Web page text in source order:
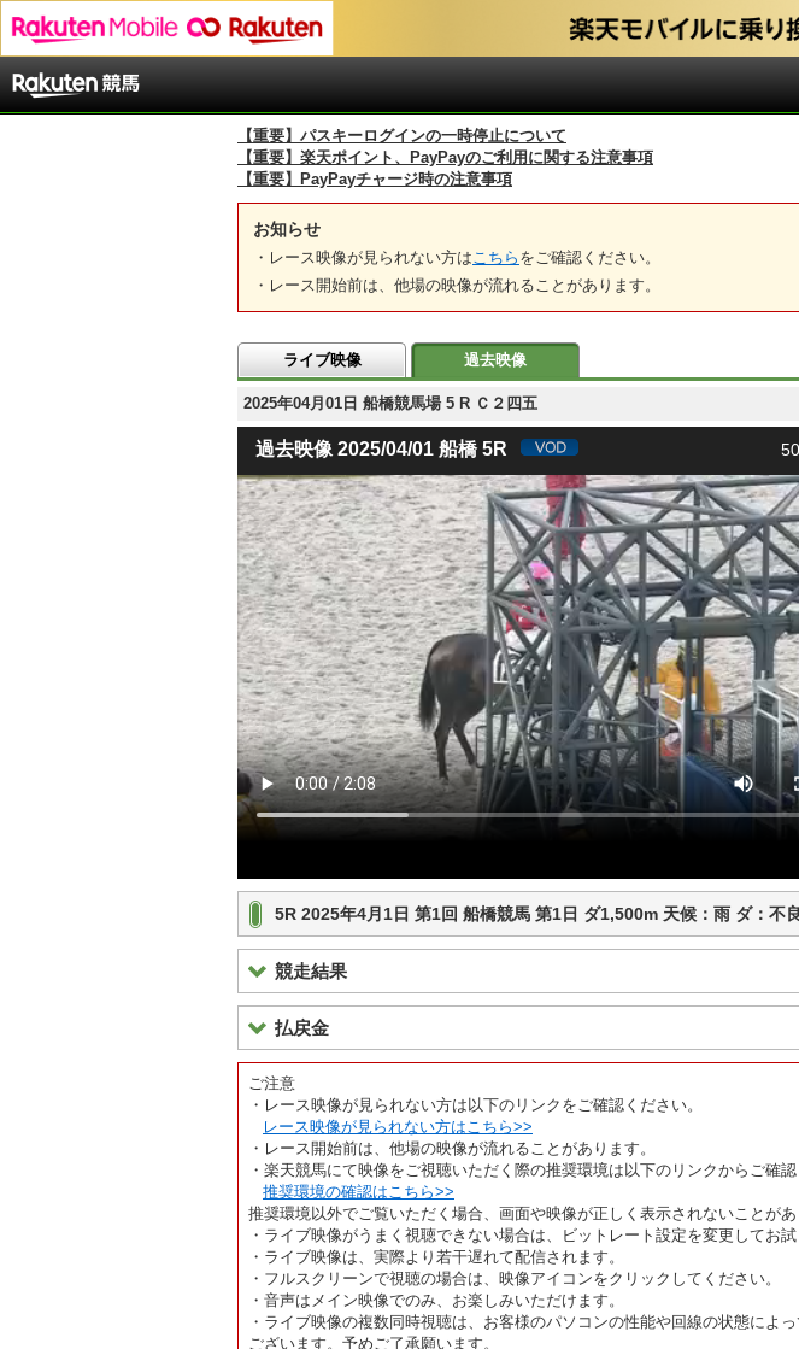
【重要】パスキーログインの一時停止について
【重要】楽天ポイント、PayPayのご利用に関する注意事項
【重要】PayPayチャージ時の注意事項
お知らせ
・レース映像が見られない方は こちら をご確認ください。
・レース開始前は、他場の映像が流れることがあります。
ライブ映像 過去映像
2025年04月01日 船橋競馬場 5 R Ｃ２四五
過去映像 2025/04/01 船橋 5R
5R 2025年4月1日 第1回 船橋競馬 第1日 ダ1,500m 天候：雨 ダ：
競走結果
払戻金
ご注意
・レース映像が見られない方は以下のリンクをご確認ください。
レース映像が見られない方はこちら>>
・レース開始前は、他場の映像が流れることがあります。
・楽天競馬にて映像をご視聴いただく際の推奨環境は以下のリンクからご確認
推奨環境の確認はこちら>>
推奨環境以外でご覧いただく場合、画面や映像が正しく表示されないことがあ
・ライブ映像がうまく視聴できない場合は、ビットレート設定を変更してお試
・ライブ映像は、実際より若干遅れて配信されます。
・フルスクリーンで視聴の場合は、映像アイコンをクリックしてください。
・音声はメイン映像でのみ、お楽しみいただけます。
・ライブ映像の複数同時視聴は、お客様のパソコンの性能や回線の状態に
ございます。予めご了承願います。